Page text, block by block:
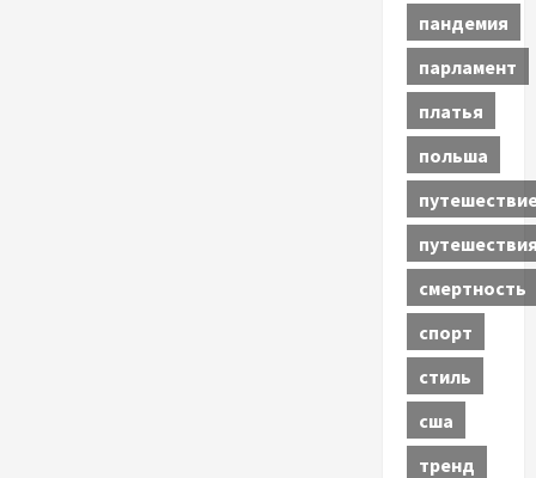
пандемия
парламент
платья
польша
смертность
спорт
стиль
сша
тренд